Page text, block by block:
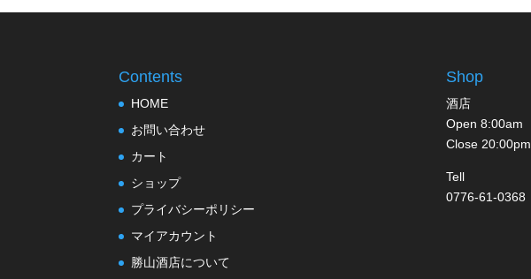
Contents
HOME
お問い合わせ
カート
ショップ
プライバシーポリシー
マイアカウント
勝山酒店について
Shop
酒店
Open 8:00am
Close 20:00pm
Tell
0776-61-0368